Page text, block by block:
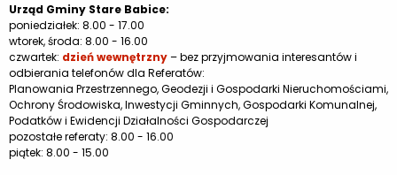
Urząd Gminy Stare Babice:
poniedziałek: 8.00 - 17.00
wtorek, środa: 8.00 - 16.00
czwartek: dzień wewnętrzny– bez przyjmowania interesantów i
odbierania telefonów dla Referatów:
Planowania Przestrzennego, Geodezji i Gospodarki Nieruchomościami,
Ochrony Środowiska, Inwestycji Gminnych, Gospodarki Komunalnej,
Podatków i Ewidencji Działalności Gospodarczej
pozostałe referaty: 8.00 - 16.00
piątek: 8.00 - 15.00